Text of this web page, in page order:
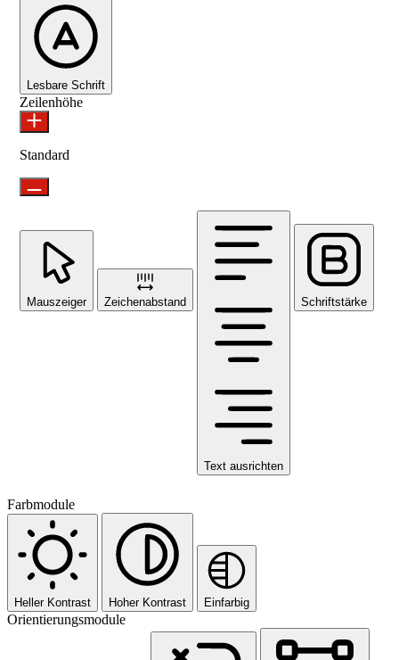
Lesbare Schrift
Zeilenhöhe
Standard
Mauszeiger Zeichenabstand
Text ausrichten
Schriftstärke
Farbmodule
Heller Kontrast Hoher Kontrast Einfarbig
Orientierungsmodule